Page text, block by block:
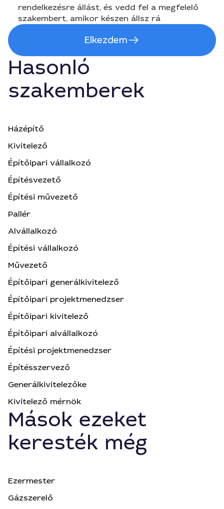
rendelkezésre állást, és vedd fel a megfelelő
szakembert, amikor készen állsz rá
Elkezdem
Hasonló
szakemberek
Házépítő
Kivitelező
Építőipari vállalkozó
Építésvezető
Építési művezető
Pallér
Alvállalkozó
Építési vállalkozó
Művezető
Építőipari generálkivitelező
Építőipari projektmenedzser
Építőipari kivitelező
Építőipari alvállalkozó
Építési projektmenedzser
Építésszervező
Generálkivitelezőke
Kivitelező mérnök
Mások ezeket
keresték még
Ezermester
Gázszerelő